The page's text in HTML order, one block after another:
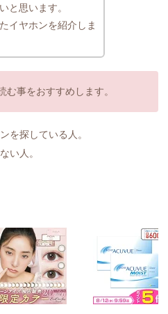
と思います。
イヤホンを紹介しま
む事をおすすめします。
を探している人。
い人。